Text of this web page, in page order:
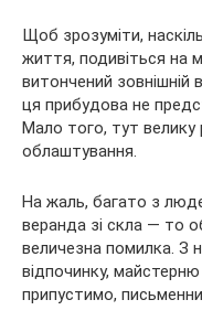
Щоб зрозуміти,
життя, подивіться на
витончений зовнішній
ця прибудова не
Мало того, тут велику
облаштування.
На жаль, багато з
веранда зі скла — то
величезна помилка. З
відпочинку, майстерню
припустимо,